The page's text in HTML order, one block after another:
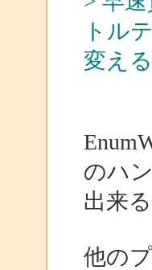
トル
変え
のハ
出来
他の